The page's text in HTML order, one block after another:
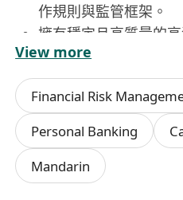
作規則與監管框架。
擁有穩定且高質量的
網絡，能快速啟動業務
對AI量化技術、市值管
備基本認知，學習意
心價值。
結果導向思維突出，
具備優秀的溝通能力
能力。
View more
Financial Risk
Personal Banking
Mandarin